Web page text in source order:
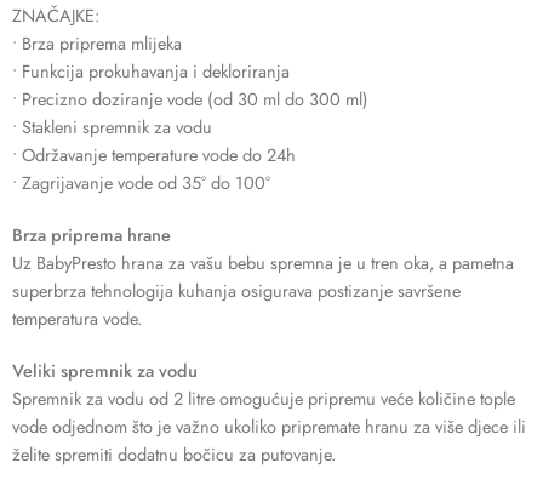
ZNAČAJKE:
• Brza priprema mlijeka
• Funkcija prokuhavanja i dekloriranja
• Precizno doziranje vode (od 30 ml do 300 ml)
• Stakleni spremnik za vodu
• Održavanje temperature vode do 24h
• Zagrijavanje vode od 35° do 100°
Brza priprema hrane
Uz BabyPresto hrana za vašu bebu spremna je u tren oka, a pametna
superbrza tehnologija kuhanja osigurava postizanje savršene
temperatura vode.
Veliki spremnik za vodu
Spremnik za vodu od 2 litre omogućuje pripremu veće količine tople
vode odjednom što je važno ukoliko pripremate hranu za više djece ili
želite spremiti dodatnu bočicu za putovanje.